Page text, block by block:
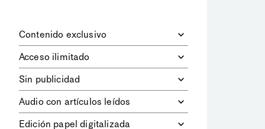
Contenido exclusivo
digitales dela diaria
los contenidos de Le Monde
diplomatique.
Acceso ilimitado
contenidos.
Sin publicidad
publicitarios.
Audio con artículos leídos
Edición papel digitalizada